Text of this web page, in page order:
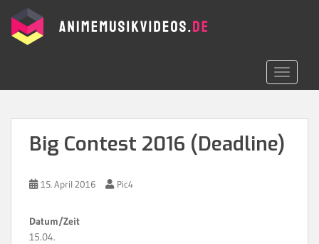
Big Contest 2016 (Deadline)
15. April 2016 Pic4
Datum/Zeit
15.04.